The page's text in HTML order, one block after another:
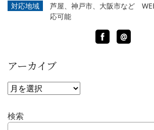
対応地域
芦屋、神戸市、大阪市など
応可能
Facebook
LINE
@
アーカイブ
ア
カ
イ
検索